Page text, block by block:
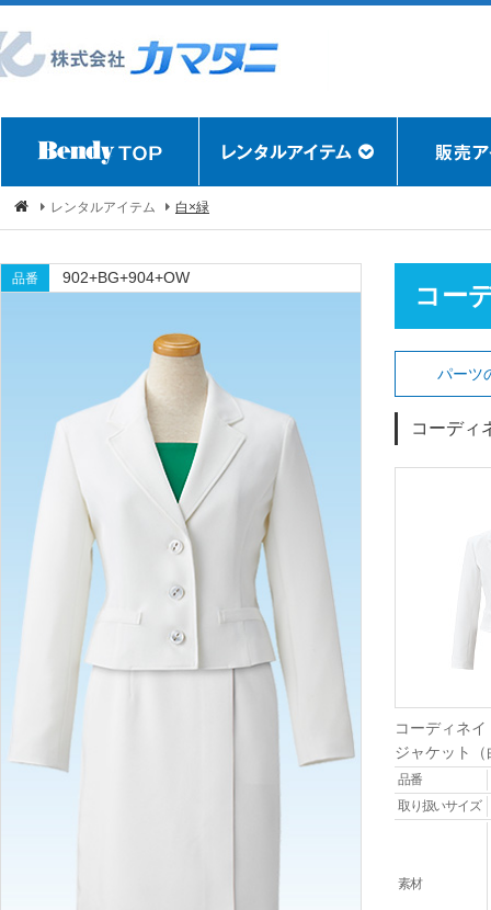
レンタルアイテム 白×緑
品番 902+BG+904+OW
コー
パーツ
コーディ
コーディネ
ジャケット（
品番
取り扱いサイズ
素材